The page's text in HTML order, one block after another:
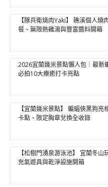
【豚兵衛燒肉Yaki】 礁溪個人燒
餐、無限熱雞湯與豐富醬料開箱
2026宜蘭幾米景點懶人包｜最新
必拍10大療癒打卡亮點
【宜蘭幾米景點】 蝙蝠俠黑狗
卡點、限定胸章兌換全收錄
【松樹門湧泉游泳池】 宜蘭冬山
充氣遊具與乾淨設施開箱